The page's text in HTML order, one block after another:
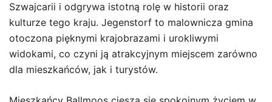
Szwajcarii i odgrywa istotną rolę w historii oraz
kulturze tego kraju. Jegenstorf to malownicza gmina
otoczona pięknymi krajobrazami i urokliwymi
widokami, co czyni ją atrakcyjnym miejscem zarówno
dla mieszkańców, jak i turystów.